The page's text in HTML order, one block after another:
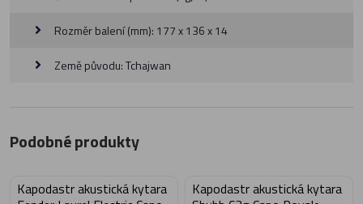
Rozměr balení (mm): 177 x 136 x 14
Země původu: Tchajwan
Podobné produkty
Kapodastr akustická kytara
Kapodastr akustická kytara